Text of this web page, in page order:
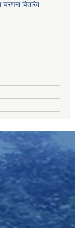
चरणमा वितरित